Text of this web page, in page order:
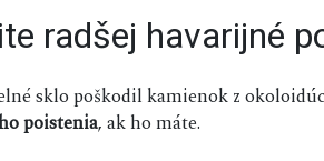
radšej havarijné
sklo poškodil kamienok z
poistenia, ak ho máte.